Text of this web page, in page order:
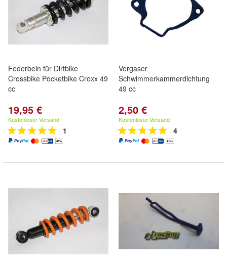
Federbein für Dirtbike
Crossbike Pocketbike Croxx 49
cc
19,95 €
Kostenloser Versand
1
Vergaser
Schwimmerkammerdichtung
49 cc
2,50 €
Kostenloser Versand
4